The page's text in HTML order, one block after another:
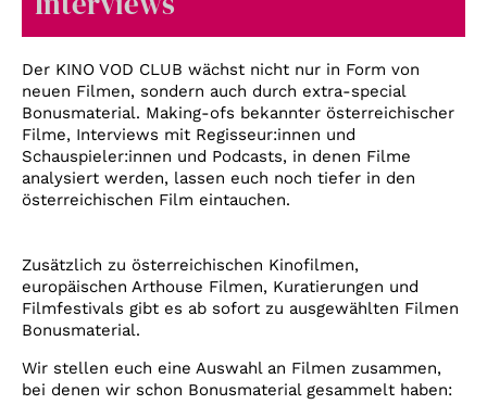
Account
Der KINO VOD CLUB wächst nicht nur in Form von
neuen Filmen, sondern auch durch extra-special
Bonusmaterial. Making-ofs bekannter österreichischer
Filme, Interviews mit Regisseur:innen und
Schauspieler:innen und Podcasts, in denen Filme
analysiert werden, lassen euch noch tiefer in den
österreichischen Film eintauchen.
Zusätzlich zu österreichischen Kinofilmen,
europäischen Arthouse Filmen, Kuratierungen und
Filmfestivals gibt es ab sofort zu ausgewählten Filmen
Bonusmaterial.
Wir stellen euch eine Auswahl an Filmen zusammen,
bei denen wir schon Bonusmaterial gesammelt haben: